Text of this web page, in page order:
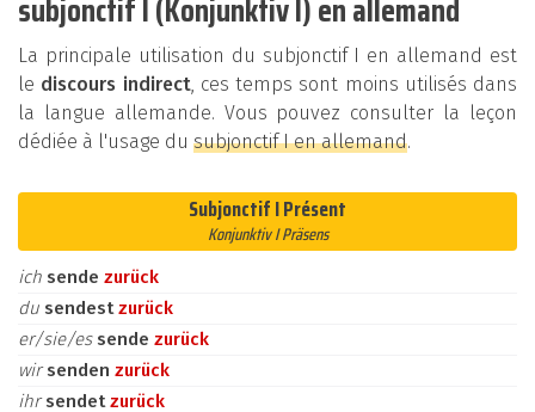
La principale utilisation du subjonctif I en allemand est
le discours indirect, ces temps sont moins utilisés dans
la langue allemande. Vous pouvez consulter la leçon
dédiée à l'usage du subjonctif I en allemand.
Subjonctif I Présent
Konjunktiv I Präsens
ich sende zurück
du sendestzurück
er/sie/es sende zurück
wirsenden zurück
ihrsendetzurück